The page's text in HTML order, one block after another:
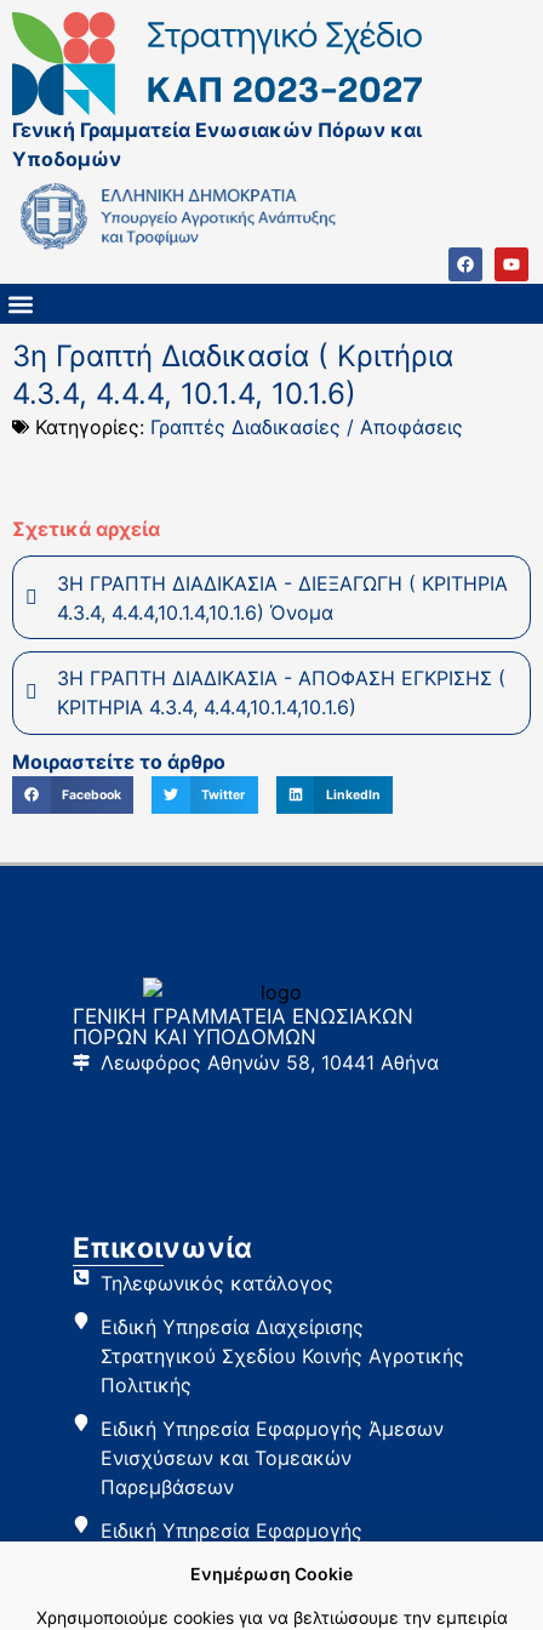
Γενική Γραμματεία Ενωσιακών Πόρων και
Υποδομών
3η Γραπτή Διαδικασία ( Κριτήρια
4.3.4, 4.4.4, 10.1.4, 10.1.6)
Κατηγορίες: Γραπτές Διαδικασίες / Αποφάσεις
Σχετικά αρχεία
3Η ΓΡΑΠΤΗ ΔΙΑΔΙΚΑΣΙΑ - ΔΙΕΞΑΓΩΓΗ ( ΚΡΙΤΗΡΙΑ
4.3.4, 4.4.4,10.1.4,10.1.6) Όνομα
3Η ΓΡΑΠΤΗ ΔΙΑΔΙΚΑΣΙΑ - ΑΠΟΦΑΣΗ ΕΓΚΡΙΣΗΣ (
ΚΡΙΤΗΡΙΑ 4.3.4, 4.4.4,10.1.4,10.1.6)
Μοιραστείτε το άρθρο
Facebook Twitter LinkedIn
ΓΕΝΙΚΗ ΓΡΑΜΜΑΤΕΙΑ ΕΝΩΣΙΑΚΩΝ
ΠΟΡΩΝ ΚΑΙ ΥΠΟΔΟΜΩΝ
Λεωφόρος Αθηνών 58, 10441 Αθήνα
Επικοινωνία
Τηλεφωνικός κατάλογος
Ειδική Υπηρεσία Διαχείρισης
Στρατηγικού Σχεδίου Κοινής Αγροτικής
Πολιτικής
Ειδική Υπηρεσία Εφαρμογής Άμεσων
Ενισχύσεων και Τομεακών
Παρεμβάσεων
Ειδική Υπηρεσία Εφαρμογής
Ενημέρωση Cookie
Χρησιμοποιούμε cookies για να βελτιώσουμε την εμπειρία